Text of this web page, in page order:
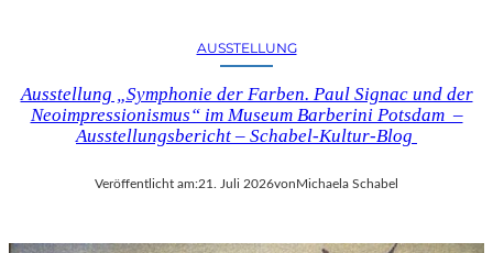
AUSSTELLUNG
Ausstellung „Symphonie der Farben. Paul Signac und der
Neoimpressionismus“ im Museum Barberini Potsdam –
Ausstellungsbericht – Schabel-Kultur-Blog
Veröffentlicht am:21. Juli 2026vonMichaela Schabel